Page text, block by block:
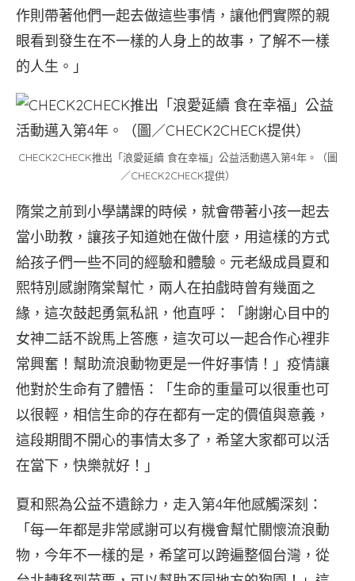
作則帶著他們一起去做這些事情，讓他們實際的親
眼看到發生在不一樣的人身上的故事，了解不一樣
的人生。」
CHECK2CHECK推出「浪愛延續 食在幸福」公益活動邁入第4年。（圖
／CHECK2CHECK提供）
隋棠之前到小學講課的時候，就會帶著小孩一起去
當小助教，讓孩子知道她在做什麼，用這樣的方式
給孩子們一些不同的經驗和體驗。元老級成員夏和
熙特別感謝隋棠幫忙，兩人在拍戲時曾有幾面之
緣，這次鼓起勇氣私訊，他直呼：「謝謝心目中的
女神二話不說馬上答應，這次可以一起合作心裡非
常興奮！幫助流浪動物更是一件好事情！」疫情讓
他對於生命有了體悟：「生命的重量可以很重也可
以很輕，相信生命的存在都有一定的價值與意義，
這段期間不開心的事情太多了，希望大家都可以活
在當下，快樂就好！」
夏和熙為公益不遺餘力，走入第4年他感觸深刻：
「每一年都是非常感謝可以有機會幫忙關懷流浪動
物，今年不一樣的是，希望可以跨遍整個台灣，從